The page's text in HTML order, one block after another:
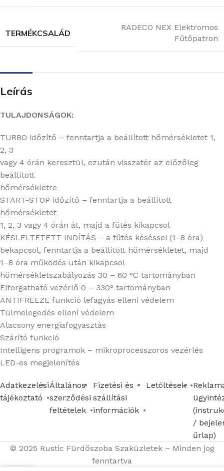
TERMÉKCSALÁD
RADECO NEX Elektromos
Fűtőpatron
Leírás
TULAJDONSÁGOK:
TURBO időzítő – fenntartja a beállított hőmérsékletet 1,
2, 3
vagy 4 órán keresztül, ezután visszatér az előzőleg
beállított
hőmérsékletre
START-STOP időzítő – fenntartja a beállított
hőmérsékletet
1, 2, 3 vagy 4 órán át, majd a fűtés kikapcsol
KÉSLELTETETT INDÍTÁS – a fűtés késéssel (1–8 óra)
bekapcsol, fenntartja a beállított hőmérsékletet, majd
1–8 óra működés után kikapcsol
hőmérsékletszabályozás 30 – 60 °C tartományban
Elforgatható vezérlő 0 – 330° tartományban
ANTIFREEZE funkció lefagyás elleni védelem
Túlmelegedés elleni védelem
Alacsony energiafogyasztás
Szárító funkció
Intelligens programok – mikroprocesszoros vezérlés
LED-es megjelenítés
Adatkezelési
tájékoztató
Általános
szerződési
feltételek
Fizetési és
szállítási
információk
Letöltések
/
űrlap)
© 2025 Rustic Fürdőszoba Szaküzletek – Minden jog
fenntartva